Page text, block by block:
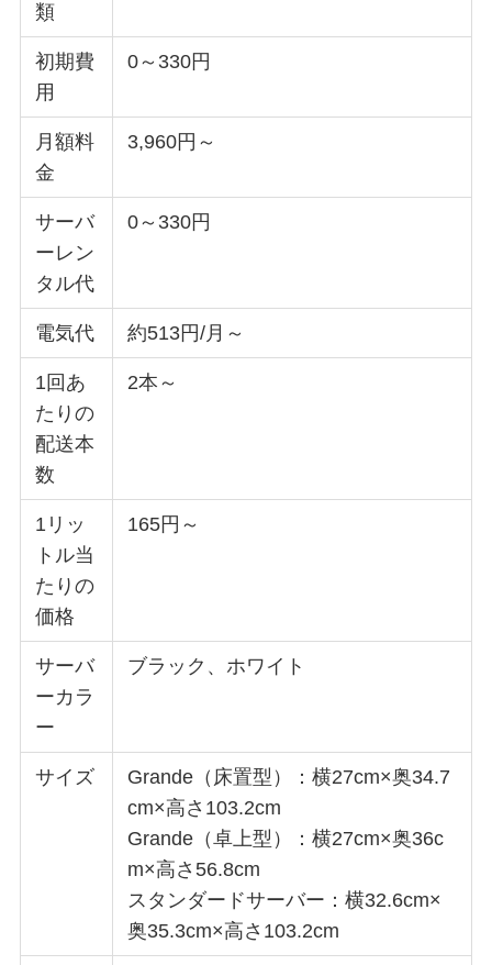
類
初期費
用
0～330円
月額料
金
3,960円～
サーバ
ーレン
タル代
0～330円
電気代 約513円/月～
1回あ
たりの
配送本
数
2本～
1リッ
トル当
たりの
価格
165円～
サーバ
ーカラ
ー
ブラック、ホワイト
サイズ
Grande（床置型）：横27cm×奥34.7
cm×高さ103.2cm
Grande（卓上型）：横27cm×奥36c
m×高さ56.8cm
スタンダードサーバー：横32.6cm×
奥35.3cm×高さ103.2cm